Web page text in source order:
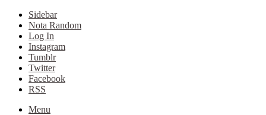
Sidebar
Nota Random
Log In
Instagram
Tumblr
Twitter
Facebook
RSS
Menu